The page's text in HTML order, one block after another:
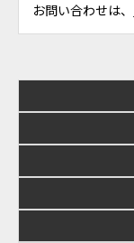
お問い合わせは、